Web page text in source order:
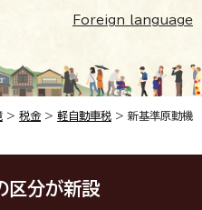
Foreign language
> 税金> 軽自動車税 > 新基準原動機
区分が新設